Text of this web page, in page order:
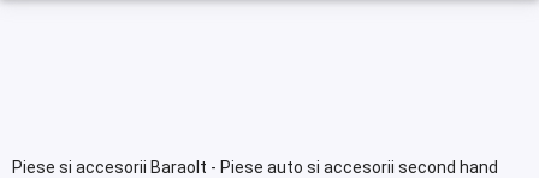
Piese si accesorii Baraolt - Piese auto si accesorii second hand